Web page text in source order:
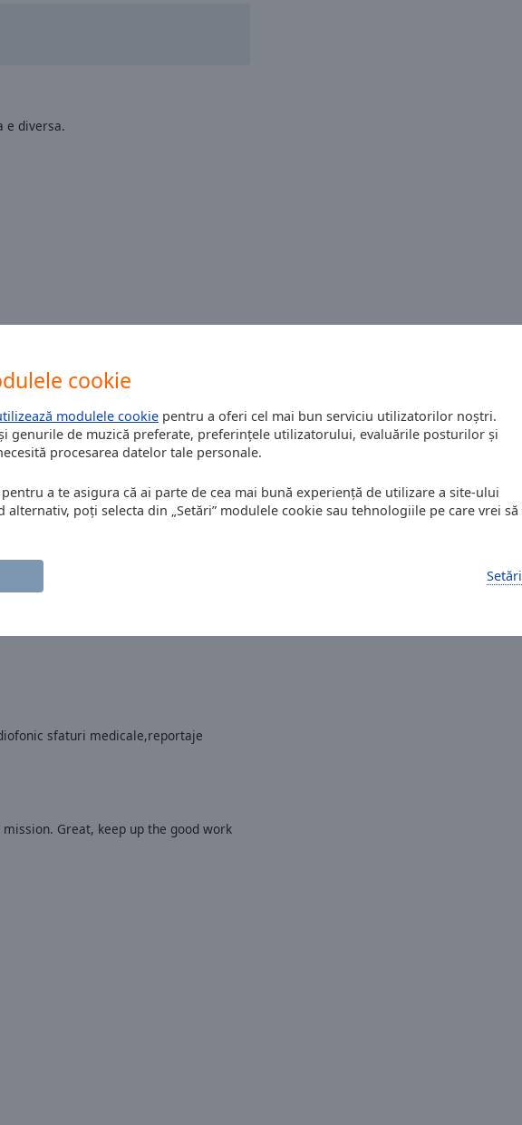
cookie
modulele cookie pentru a oferi cel mai bun serviciu utilizatorilor noștri.
genurile de muzică preferate, preferințele utilizatorului, evaluările posturilor și
procesarea datelor tale personale.
pentru a te asigura că ai parte de cea mai bună experiență de utilizare a site-ului
alternativ, poți selecta din „Setări” modulele cookie sau tehnologiile pe care vrei să
Setări
e diversa.
817 CNP
sfaturi medicale,reportaje
Great, keep up the good work